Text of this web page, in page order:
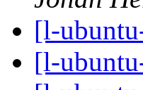
[l-
[l-